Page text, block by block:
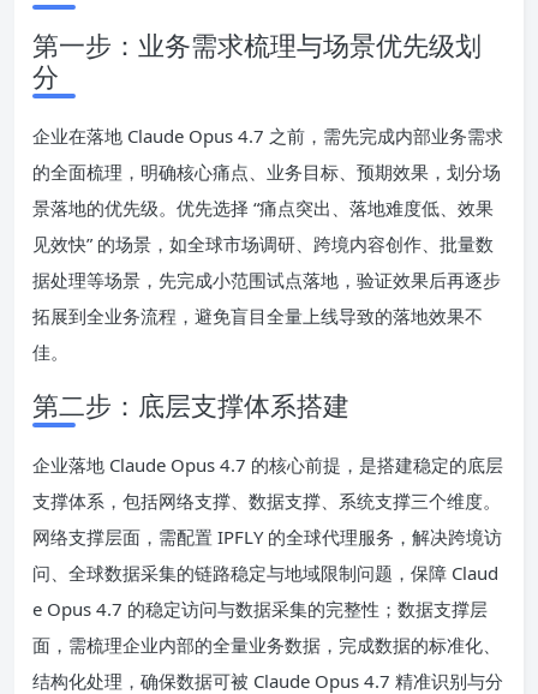
第一步：业务需求梳理与场景优先级划
分
企业在落地 Claude Opus 4.7 之前，需先完成内部业务需求
的全面梳理，明确核心痛点、业务目标、预期效果，划分场
景落地的优先级。优先选择 “痛点突出、落地难度低、效果
见效快” 的场景，如全球市场调研、跨境内容创作、批量数
据处理等场景，先完成小范围试点落地，验证效果后再逐步
拓展到全业务流程，避免盲目全量上线导致的落地效果不
佳。
第二步：底层支撑体系搭建
企业落地 Claude Opus 4.7 的核心前提，是搭建稳定的底层
支撑体系，包括网络支撑、数据支撑、系统支撑三个维度。
网络支撑层面，需配置 IPFLY 的全球代理服务，解决跨境访
问、全球数据采集的链路稳定与地域限制问题，保障 Claud
e Opus 4.7 的稳定访问与数据采集的完整性；数据支撑层
面，需梳理企业内部的全量业务数据，完成数据的标准化、
结构化处理，确保数据可被 Claude Opus 4.7 精准识别与分